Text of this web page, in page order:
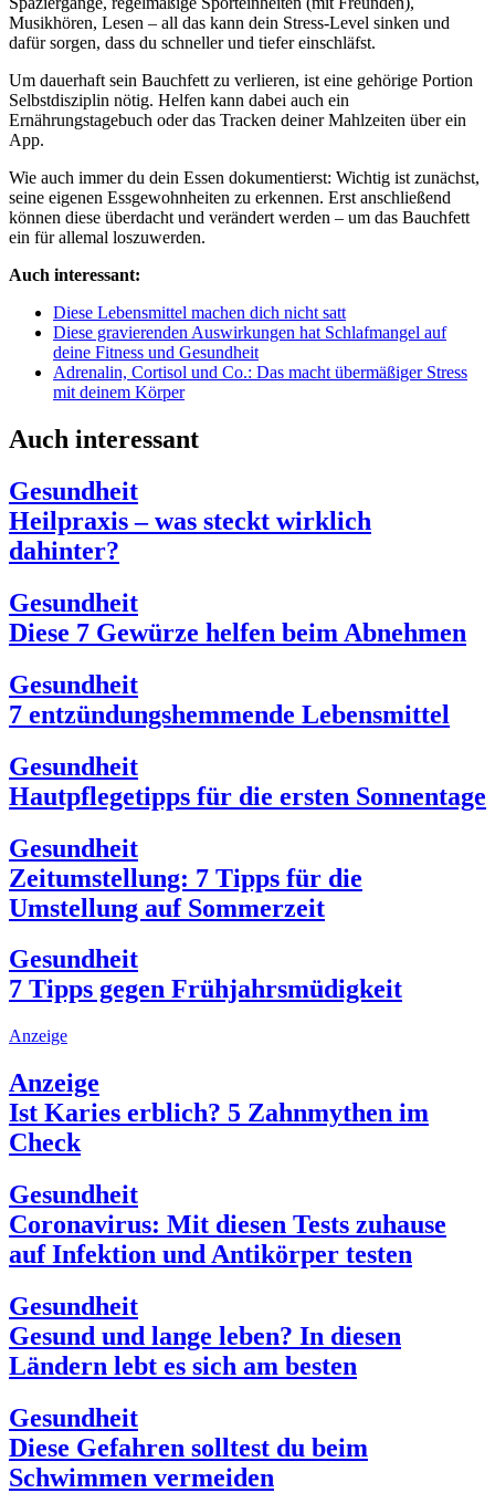
Musikhören, Lesen – all das kann dein Stress-Level sinken und
dafür sorgen, dass du schneller und tiefer einschläfst.
Um dauerhaft sein Bauchfett zu verlieren, ist eine gehörige Portion
Selbstdisziplin nötig. Helfen kann dabei auch ein
Ernährungstagebuch oder das Tracken deiner Mahlzeiten über ein
App.
Wie auch immer du dein Essen dokumentierst: Wichtig ist zunächst,
seine eigenen Essgewohnheiten zu erkennen. Erst anschließend
können diese überdacht und verändert werden – um das Bauchfett
ein für allemal loszuwerden.
Auch interessant:
Diese Lebensmittel machen dich nicht satt
Diese gravierenden Auswirkungen hat Schlafmangel auf
deine Fitness und Gesundheit
Adrenalin, Cortisol und Co.: Das macht übermäßiger Stress
mit deinem Körper
Auch interessant
Gesundheit
Heilpraxis – was steckt wirklich
dahinter?
Gesundheit
Diese 7 Gewürze helfen beim Abnehmen
Gesundheit
7 entzündungshemmende Lebensmittel
Gesundheit
Hautpflegetipps für die ersten Sonnentage
Gesundheit
Zeitumstellung: 7 Tipps für die
Umstellung auf Sommerzeit
Gesundheit
7 Tipps gegen Frühjahrsmüdigkeit
Anzeige
Anzeige
Ist Karies erblich? 5 Zahnmythen im
Check
Gesundheit
Coronavirus: Mit diesen Tests zuhause
auf Infektion und Antikörper testen
Gesundheit
Gesund und lange leben? In diesen
Ländern lebt es sich am besten
Gesundheit
Diese Gefahren solltest du beim
Schwimmen vermeiden